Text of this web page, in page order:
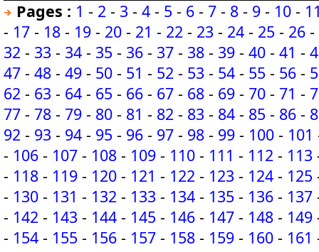
Pages : 1 - 2 - 3 - 4 - 5 - 6 - 7 - 8 - 9 - 10 -
- 17 - 18 - 19 - 20 - 21 - 22 - 23 - 24 - 25 - 26 -
32 - 33 - 34 - 35 - 36 - 37 - 38 - 39 - 40 - 41 -
47 - 48 - 49 - 50 - 51 - 52 - 53 - 54 - 55 - 56 -
62 - 63 - 64 - 65 - 66 - 67 - 68 - 69 - 70 - 71 -
77 - 78 - 79 - 80 - 81 - 82 - 83 - 84 - 85 - 86 -
92 - 93 - 94 - 95 - 96 - 97 - 98 - 99 - 100 - 101
- 106 - 107 - 108 - 109 - 110 - 111 - 112 - 113
- 118 - 119 - 120 - 121 - 122 - 123 - 124 - 125
- 130 - 131 - 132 - 133 - 134 - 135 - 136 - 137
- 142 - 143 - 144 - 145 - 146 - 147 - 148 - 149
- 154 - 155 - 156 - 157 - 158 - 159 - 160 - 161